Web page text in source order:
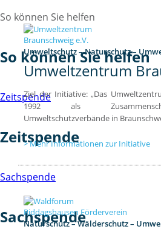
So können Sie helfen
So können Sie helfen
Zeitspende
Zeitspende
Sachspende
Sachspende
Umweltschutz – Naturschutz –
Umweltzentrum
Ziel der Initiative: „Das
1992 als
Umweltschutzverbände in
Mehr Informationen zur Initiative
Naturschutz – Wälderschutz –